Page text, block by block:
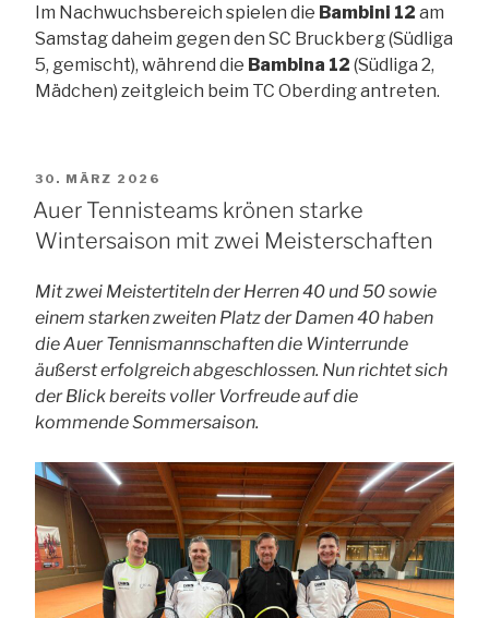
Im Nachwuchsbereich spielen die Bambini 12 am
Samstag daheim gegen den SC Bruckberg (Südliga
5, gemischt), während die Bambina 12 (Südliga 2,
Mädchen) zeitgleich beim TC Oberding antreten.
VERÖFFENTLICHT
AM
30. MÄRZ 2026
Auer Tennisteams krönen starke
Wintersaison mit zwei Meisterschaften
Mit zwei Meistertiteln der Herren 40 und 50 sowie
einem starken zweiten Platz der Damen 40 haben
die Auer Tennismannschaften die Winterrunde
äußerst erfolgreich abgeschlossen. Nun richtet sich
der Blick bereits voller Vorfreude auf die
kommende Sommersaison.